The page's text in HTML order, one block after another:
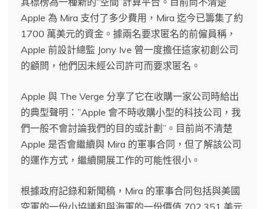
Apple 為 Mira 支付了多少費用，Mira 迄今已籌集了約
1700 萬美元的資金。據兩名要求匿名的前僱員稱，
Apple 前設計總監 Jony Ive 曾一度擔任這家初創公司
的顧問，他們因未經公司許可而要求匿名。
Apple 與 The Verge 分享了它在收購一家公司時給出
的典型聲明：”Apple 會不時收購小型的科技公司，我
們一般不會討論我們的目的或計劃”。目前尚不清楚
Apple 是否會繼續與 Mira 的軍事合同，但了解該公司
的運作方式，繼續開展工作的可能性很小。
根據政府記錄和新聞稿，Mira 的軍事合同包括與美國